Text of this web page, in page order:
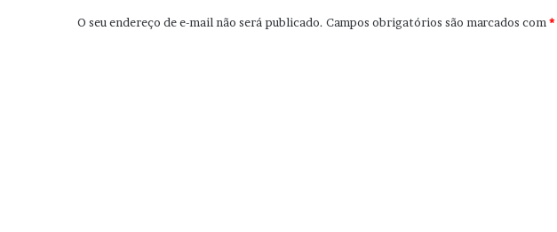
O seu endereço de e-mail não será publicado. Campos obrigatórios são marcados com*